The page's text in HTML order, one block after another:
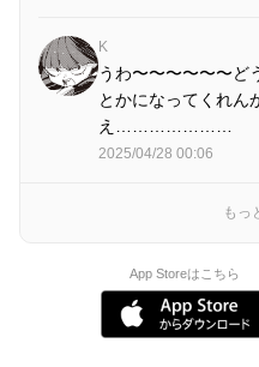
K
うわ〜〜〜〜〜〜ど
とかになってくれん
え…………………
2025/04/28 00:06
もっ
App Storeはこちら